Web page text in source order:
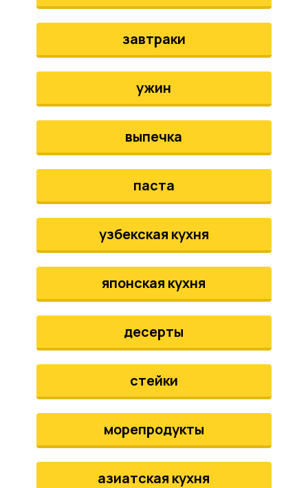
завтраки
ужин
выпечка
паста
узбекская кухня
японская кухня
десерты
стейки
морепродукты
азиатская кухня